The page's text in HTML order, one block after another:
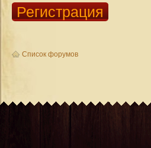
Регистрация
Список форумов